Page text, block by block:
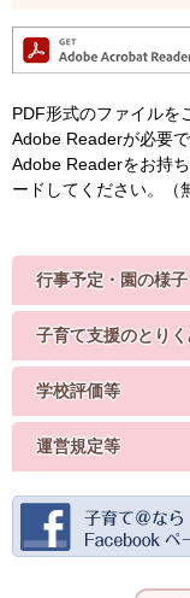
PDF形式のファイルを
Adobe Readerが必要で
Adobe Readerをお持
ードしてください。（
行事予定・園の様子
子育て支援のとり
学校評価等
運営規定等